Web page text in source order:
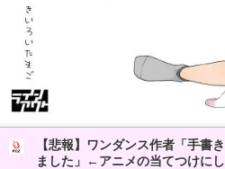
【悲報】ワンダンス作者「手書
ました」←アニメの当てつけに